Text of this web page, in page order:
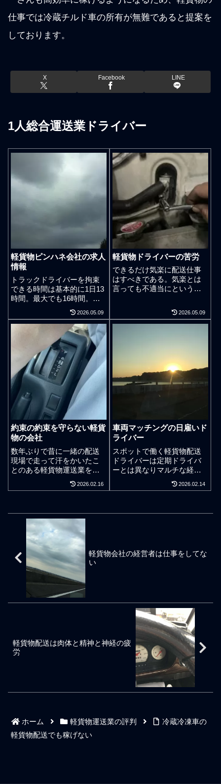
仕事では冷蔵チルド車の所有が無難であると提案を
しております。
X Facebook LINE
1人総合運送業ドライバー
軽貨物ピンハネ会社の求人
情報
トラックドライバーを拘束
できる時間は基本的に1日13
時間。最大でも16時間。最
大16時間とか走らせて良い
わけではない。個人事業主
の軽貨物ドライバーの多く
が労働について社会的なル
ールを守らずに働いてしま
っているのが現状。気がつ
けば業務委託契約などは名
ばかりで二重派遣の感じで
偽装請負が罷り通っている
こと多々もある。当然だが
社員ドライバーではない個
人事業主ドライバーだから
といっても1日何十時間働い
ても良いということではな
い。労働違反状態で仕事を
軽ドライバーにさせている
利用運送などの配送会社は
労働基準監督署から指導が
入るなどで場合によっては
処分の対象となるだろう。
ライバーの仕事で居眠り運
転は絶対ダメなことくらい
はみんな分かっている。運
転での労働時間を守るとは
単純なことではない。中距
離や長距離をこなすドライ
バーは途中途中で仮眠など
休憩をしながら業務遂行し
ているが個人事業主であろ
うとも自動車運転者の労働
バーが連続して運転できる
のは最大4時間まで。4時間
2026.05.09
軽貨物ドライバーの苦労
できるだけ気楽に配送仕事
はすべきである。気楽とは
言っても不適当にという意
しく配送仕事をしようとい
う想いを持てるような余裕
ても、ネガティブな苦労な
のか、ポジティブな苦労な
のか、それにより身体の疲
る。軽貨物ドライバーとし
てお金を稼ぐこと以上に仕
事能力を鍛えていけばどん
な案件でも気楽に仕事がで
きるようになる。とは言
え、軽貨物ドライバーは仕
事で苦労なんかするべきで
ない。軽貨物ドライバーが
イバーとしての立ち位置や
さに初心忘るべからずな軽
2026.05.09
約束の約束を守らない軽貨
物の会社
数年ぶりで昔に一緒の配送
現場で走って汗をかいたこ
とのある軽貨物運送業を営
んでいる知人と電話で懐か
しく会話をできる機会があ
高い確率で成長されてい
る。見習うべきことも多
い。私は事業や経営で無闇
に知り合いを増やさないタ
イプなのでSNSであれリア
ルであれカルチャーの違う
同業者とは一切付き合わな
い。組合や協会など組織に
群がることもしない。軽貨
物の仕事や事業をしていて
者、条件の条件を変えてい
く軽貨物ドライバーや業
者、を見抜くこととその排
関係を利用しようとする人
イベートが仕事の上にある
人間や自己中心な人間であ
2026.02.16
車両マッチングの日雇いド
ライバー
スポットで働く軽貨物配送
ドライバーは定期ドライバ
ーとは異なりマルチな経験
値が求められる。案件ごと
頭をリセットした切替の行
何をどう注意して動くかを
期ドライバーが風邪で業務
を休む、いつもの定期ドラ
イバーが事故で業務を休
む、所謂、ヘルプで出動要
請されるケースもあるだろ
う。毎日違う場所へ向かう
ような数々のスポット案件
をこなしているスポット専
門のマルチ型ドライバーで
もヘルプの場合は他人のル
ールで出来上がっている現
ことがある。自分でカバー
2026.02.14
軽貨物会社の経営者は仕事をしてな
い
軽貨物配送は肉体と精神と神経の疲
労
ホーム 軽貨物運送業の評判
冷蔵冷凍車の
軽貨物配送でも稼げない